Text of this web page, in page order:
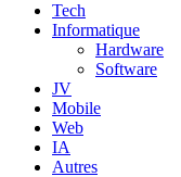
Tech
Informatique
Hardware
Software
JV
Mobile
Web
IA
Autres